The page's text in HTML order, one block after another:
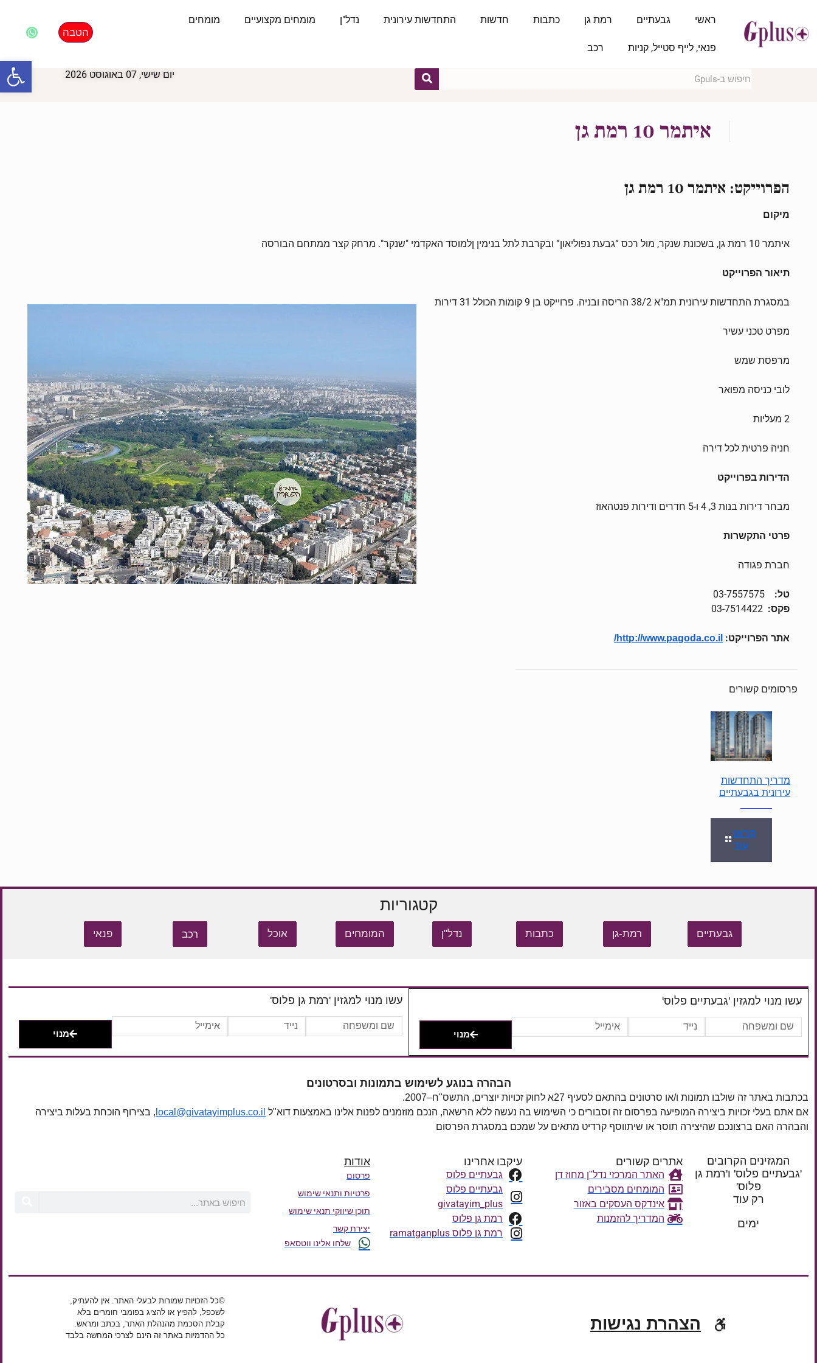
ראשי גבעתיים רמת גן כתבות חדשות התחדשות עירונית נדל"ן מומחים מקצועיים מומחים
פנאי, לייף סטייל, קניות רכב
הטבה
יום שישי, 07 באוגוסט 2026
איתמר 10 רמת גן
הפרוייקט: איתמר 10 רמת גן
מיקום
איתמר10 רמתגן, בשכונת שנקר, מול רכס “גבעת נפוליאון” ובקרבת לתל בנימין ןלמוסד האקדמי "שנקר". מרחק קצר ממתחם הבורסה
תיאור הפרוייקט
במסגרת התחדשות עירונית תמ"א 38/2 הריסה ובניה. פרוייקט בן 9 קומות הכולל 31 דירות
מפרט טכני עשיר
מרפסת שמש
לובי כניסה מפואר
2 מעליות
חניה פרטית לכל דירה
הדירות בפרוייקט
מבחר דירות בנות 3, 4 ו-5 חדרים ודירות פנטהאוז
פרטי התקשרות
חברת פגודה
טל:
פקס:
אתר הפרוייקט: http://www.pagoda.co.il/
פרסומים קשורים
מדריך התחדשות
עירונית בגבעתיים
קראו
עוד
קטגוריות
גבעתיים רמת-גן כתבות נדל"ן המומחים אוכל רכב פנאי
עשו מנוי למגזין 'גבעתיים פלוס'
מנוי
עשו מנוי למגזין 'רמת גן פלוס'
מנוי
הבהרה בנוגע לשימוש בתמונות ובסרטונים
בכתבות באתר זה שולבו תמונות ו/או סרטונים בהתאם לסעיף 27א לחוק זכויות יוצרים, התשס"ח–2007.
אם אתם בעלי זכויות ביצירה המופיעה בפרסום זה וסבורים כי השימוש בה נעשה ללא הרשאה, הנכם מוזמנים לפנות אלינו באמצעות דוא"ל local@givatayimplus.co.il , בצירוף הוכחת בעלות ביצירה
והבהרה האם ברצונכם שהיצירה תוסר או שיתווסף קרדיט מתאים על שמכם במסגרת הפרסום
המגזינים הקרובים
'גבעתיים פלוס' ו'רמת גן
פלוס'
רק עוד
ימים
אתרים קשורים
האתר המרכזי נדל"ן מחוז דן
המומחים מסבירים
אינדקס העסקים באזור
המדריך להזמנות
עיקבו אחרינו
גבעתיים פלוס
גבעתיים פלוס
givatayim_plus
רמת גן פלוס
רמת גן פלוס ramatganplus
אודות
פרסום
פרטיות ותנאי שימוש
תוכן שיווקי תנאי שימוש
יצירת קשר
שלחו אלינו ווטסאפ
הצהרת נגישות
©כל הזכויות שמורות לבעלי האתר. אין להעתיק,
לשכפל, להפיץ או להציג בפומבי חומרים בלא
קבלת הסכמת מהנהלת האתר, בכתב ומראש.
כל ההדמיות באתר זה הינם לצרכי המחשה בלבד
פתח